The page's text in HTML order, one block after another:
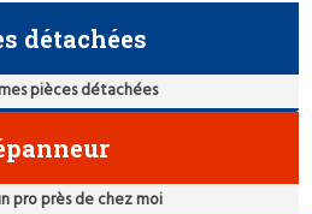
détachées
pièces détachées
pro près de chez moi